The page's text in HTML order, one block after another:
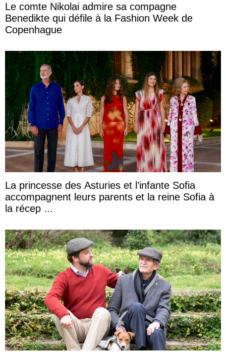
Le comte Nikolai admire sa compagne
Benedikte qui défile à la Fashion Week de
Copenhague
La princesse des Asturies et l’infante Sofia
accompagnent leurs parents et la reine Sofia à
la récep ...